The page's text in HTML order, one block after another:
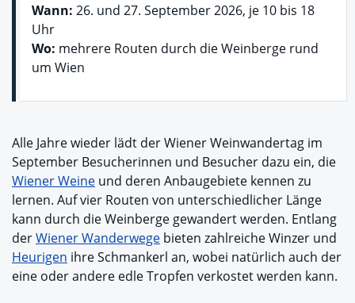
Wann: 26. und 27. September 2026, je 10 bis 18
Uhr
Wo: mehrere Routen durch die Weinberge rund
um Wien
Alle Jahre wieder lädt der Wiener Weinwandertag im
September Besucherinnen und Besucher dazu ein, die
Wiener Weine und deren Anbaugebiete kennen zu
lernen. Auf vier Routen von unterschiedlicher Länge
kann durch die Weinberge gewandert werden. Entlang
derWiener Wanderwege bieten zahlreiche Winzer und
Heurigen ihre Schmankerl an, wobei natürlich auch der
eine oder andere edle Tropfen verkostet werden kann.